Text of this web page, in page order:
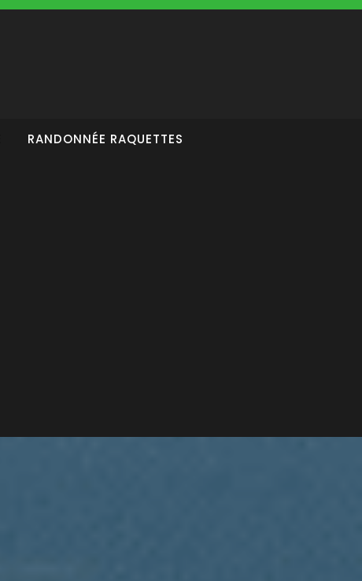
RANDONNÉE RAQUETTES